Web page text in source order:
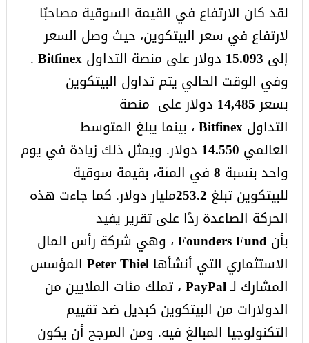
لقد كان الارتفاع في القيمة السوقية مصاحبًا
لارتفاع في سعر البيتكوين، حيث وصل السعر
إلى 15.093 دولار على منصة التداول Bitfinex
.
وفي الوقت الحالي يتم تداول البيتكوين
بسعر14,485 دولار على منصة
التداول Bitfinex، بينما يبلغ المتوسط
العالمي 14.550 دولار. ويمثل ذلك زيادة في يوم
واحد بنسبة 8في المئة، بقيمة سوقية
للبيتكوين تبلغ 253.2مليار دولار. كما جاءت هذه
الحركة الصاعدة ردًا على تقرير يفيد
بأن Founders Fund، وهي شركة رأس المال
الاستثماري التي أنشأها Peter Thielالمؤسس
المشارك لـPayPal ، تملك مئات الملايين من
الدولارات من البيتكوين كبديل ضد تقييم
التكنولوجيا المبالغ فيه. ومن المرجح أن يكون